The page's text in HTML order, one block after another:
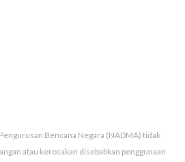
Bencana Negara (NADMA) tidak
atau kerosakan disebabkan penggunaan